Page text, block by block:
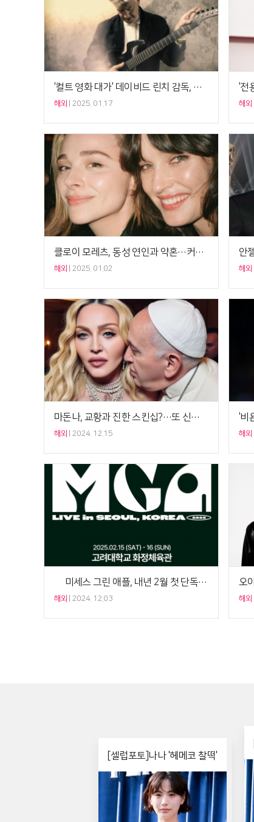
'컬트 영화 대가' 데이비드 린치 감독, 향년 79세로 별세
해외 2025. 01.17 해외
클로이 모레츠, 동성 연인과 약혼…커플링 공개
해외 2025. 01.02 해외
마돈나, 교황과 진한 스킨십?…또 신성모독 논란
해외 2024. 12.15 해외
日 미세스 그린 애플, 내년 2월 첫 단독 내한 콘서트 개최[공식]
해외 2024. 12.03 해외
[셀럽포토]나나 '헤메코 찰떡'